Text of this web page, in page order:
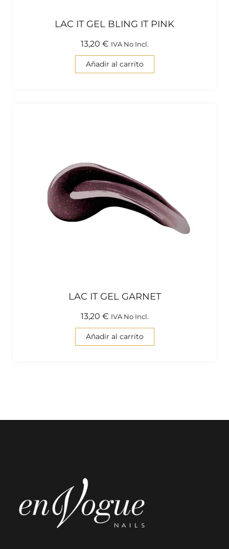
LAC IT GEL BLING IT PINK
13,20 € IVA No Incl.
Añadir al carrito
LAC IT GEL GARNET
13,20 € IVA No Incl.
Añadir al carrito